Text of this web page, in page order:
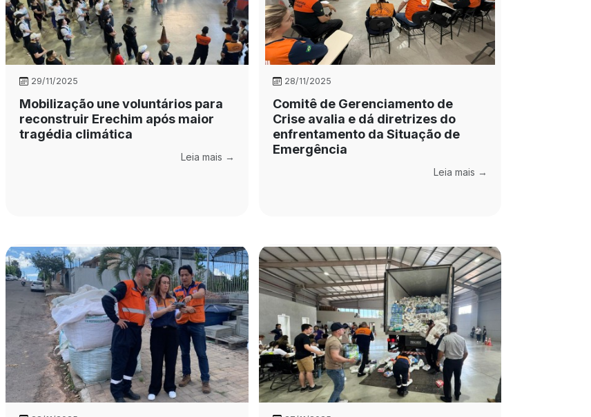
29/11/2025
Mobilização une voluntários para
reconstruir Erechim após maior
tragédia climática
Leia mais →
28/11/2025
Comitê de Gerenciamento de
Crise avalia e dá diretrizes do
enfrentamento da Situação de
Emergência
Leia mais →